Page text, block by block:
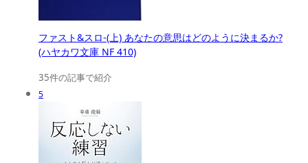
ファスト&スロ-(上) あなたの意思はどのように決まるか?
(ハヤカワ文庫 NF 410)
35件の記事で紹介
5